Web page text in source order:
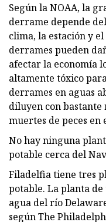
Según la NOAA, la
derrame depende
clima, la estación y
derrames pueden
afectar la economía
altamente tóxico
derrames en aguas
diluyen con
muertes de peces en
No hay ninguna
potable cerca del
Filadelfia tiene tres
potable. La planta
agua del río
según The